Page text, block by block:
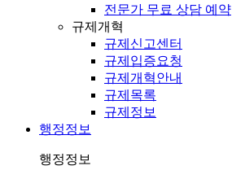
전문가 무료 상담 예약
규제개혁
규제신고센터
규제입증요청
규제개혁안내
규제목록
규제정보
행정정보
행정정보